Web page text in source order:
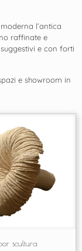
l’antica
raffinate e
e con forti
e showroom in
scultura